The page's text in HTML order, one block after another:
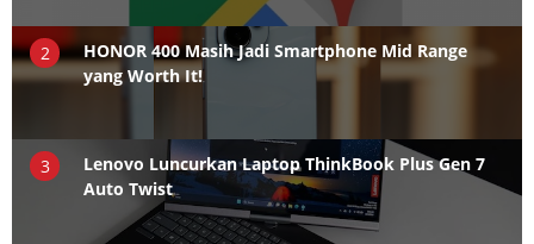
2
HONOR 400 Masih Jadi Smartphone Mid Range
yang Worth It!
3
Lenovo Luncurkan Laptop ThinkBook Plus Gen 7
Auto Twist